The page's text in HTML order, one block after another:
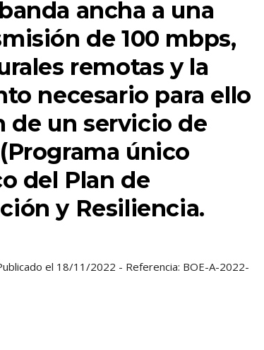
ancha a una
de 100 mbps,
remotas y la
necesario para ello
de un servicio de
único
del Plan de
y Resiliencia.
el 18/11/2022 - Referencia: BOE-A-2022-